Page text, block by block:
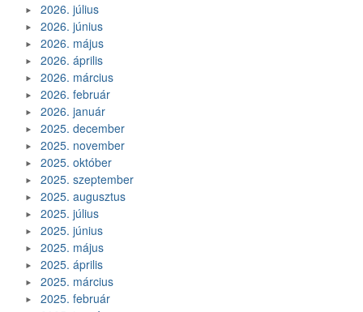
2026. július
2026. június
2026. május
2026. április
2026. március
2026. február
2026. január
2025. december
2025. november
2025. október
2025. szeptember
2025. augusztus
2025. július
2025. június
2025. május
2025. április
2025. március
2025. február